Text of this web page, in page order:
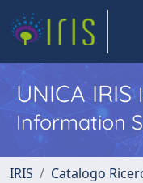
UNICA IRIS
Information
IRIS
Catalogo